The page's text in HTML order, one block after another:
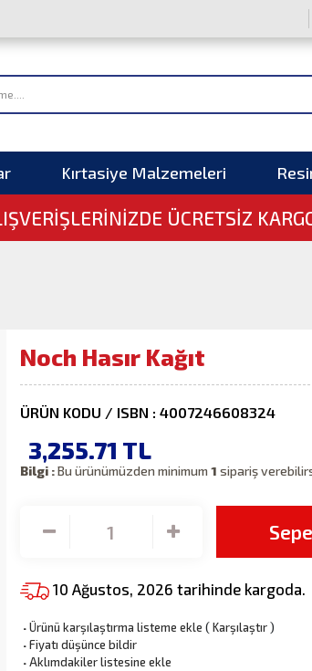
Kırtasiye Malzemeleri
ÜCRETSİZ
Noch Hasır Kağıt
ÜRÜN KODU / ISBN : 4007246608324
3,255.71 TL
Bilgi :Bu ürünümüzden minimum 1 sipariş
10 Ağustos, 2026 tarihinde kargoda.
·Ürünü karşılaştırma listeme ekle (Karşılaştır)
·Fiyatı düşünce bildir
·Aklımdakiler listesine ekle